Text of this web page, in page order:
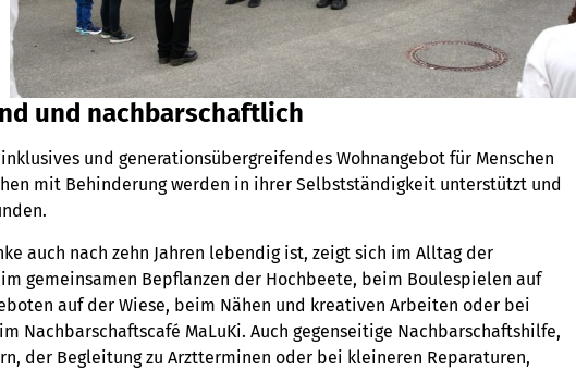
und nachbarschaftlich
und generationsübergreifendes Wohnangebot für Menschen
mit Behinderung werden in ihrer Selbstständigkeit unterstützt und
auch nach zehn Jahren lebendig ist, zeigt sich im Alltag der
gemeinsamen Bepflanzen der Hochbeete, beim Boulespielen auf
auf der Wiese, beim Nähen und kreativen Arbeiten oder bei
Nachbarschaftscafé MaLuKi. Auch gegenseitige Nachbarschaftshilfe,
der Begleitung zu Arztterminen oder bei kleineren Reparaturen,